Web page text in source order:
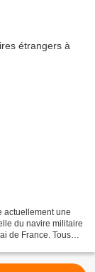
actuellement une
du navire militaire
de France. Tous